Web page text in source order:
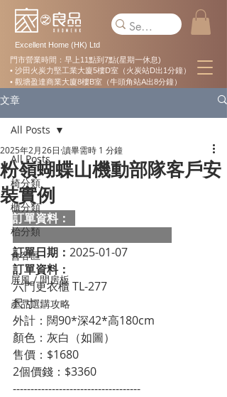
Excellent Home (HK) Ltd
門市營業時間：早上11點到7點(星期一休息)
• 沙田火炭力堅工業大廈5樓D室（火炭站D出1分鐘）
• 觀塘盈達商業大廈8樓B室（牛頭角站A出8分鐘）
文章
All Posts
椅分類
櫃分類
枱分類
會客區
屏風 / 間房板
產品選購攻略
All Posts
粉嶺蝴蝶山機動部隊客戶安
裝實例
2025年2月26日 讀畢需時 1 分鐘
訂單資料：
訂單日期： 2025-01-07
訂單資料：
六門更衣櫃 TL-277
尺寸：
外計：闊90*深42*高180cm
顏色：灰白（如圖）
售價：$1680
2個價錢：$3360
------------------------------------